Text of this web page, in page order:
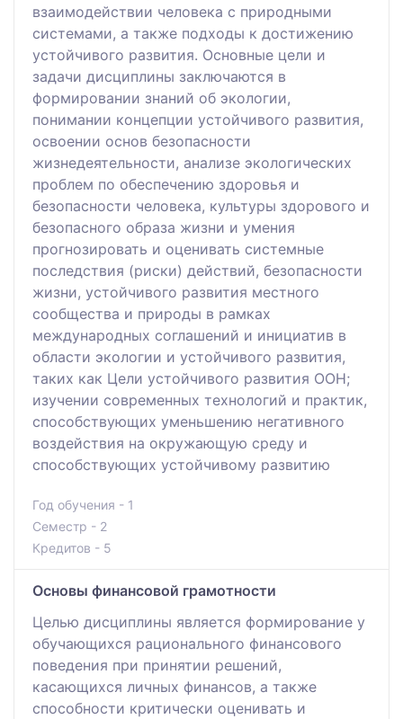
взаимодействии человека с природными
системами, а также подходы к достижению
устойчивого развития. Основные цели и
задачи дисциплины заключаются в
формировании знаний об экологии,
понимании концепции устойчивого развития,
освоении основ безопасности
жизнедеятельности, анализе экологических
проблем по обеспечению здоровья и
безопасности человека, культуры здорового и
безопасного образа жизни и умения
прогнозировать и оценивать системные
последствия (риски) действий, безопасности
жизни, устойчивого развития местного
сообщества и природы в рамках
международных соглашений и инициатив в
области экологии и устойчивого развития,
таких как Цели устойчивого развития ООН;
изучении современных технологий и практик,
способствующих уменьшению негативного
воздействия на окружающую среду и
способствующих устойчивому развитию
Год обучения - 1
Семестр - 2
Кредитов - 5
Основы финансовой грамотности
Целью дисциплины является формирование у
обучающихся рационального финансового
поведения при принятии решений,
касающихся личных финансов, а также
способности критически оценивать и